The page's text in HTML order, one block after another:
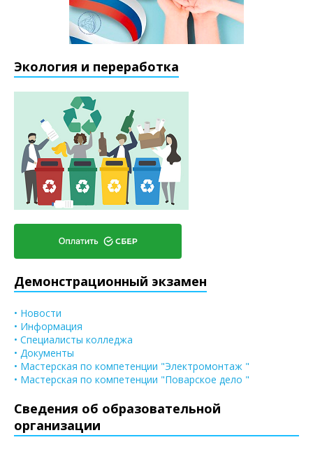
Экология и переработка
Демонстрационный экзамен
• Новости
• Информация
• Специалисты колледжа
• Документы
• Мастерская по компетенции "Электромонтаж "
• Мастерская по компетенции "Поварское дело "
Сведения об образовательной
организации